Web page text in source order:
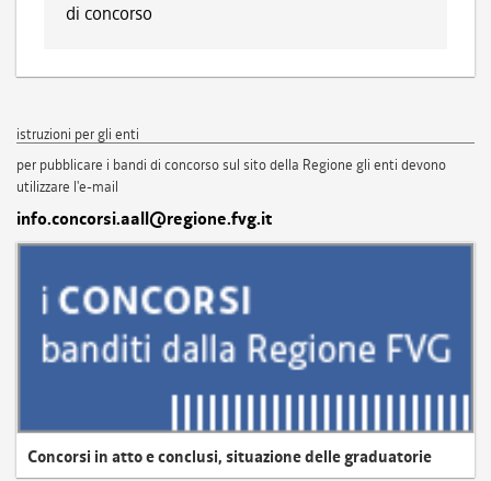
di concorso
istruzioni per gli enti
per pubblicare i bandi di concorso sul sito della Regione gli enti devono
utilizzare l'e-mail
info.concorsi.aall@regione.fvg.it
Concorsi in atto e conclusi, situazione delle graduatorie